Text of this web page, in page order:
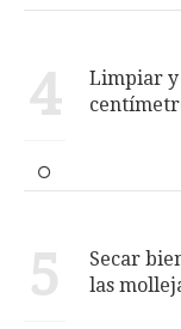
4
Limpiar y
5
Secar
las